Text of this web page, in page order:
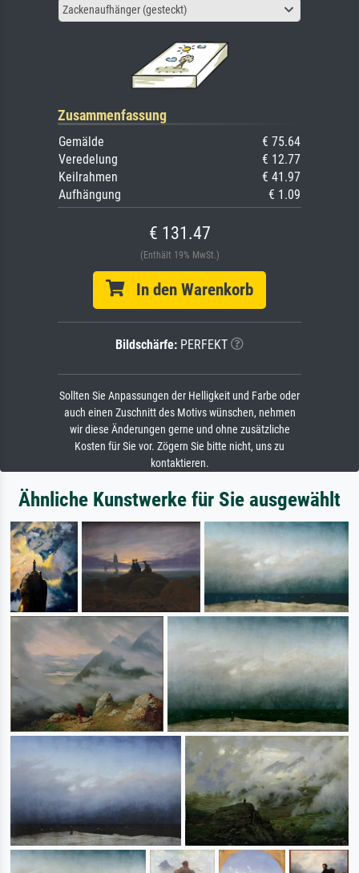
Zackenaufhänger (gesteckt)
Zusammenfassung
Gemälde
€ 75.64
Veredelung
€ 12.77
Keilrahmen
€ 41.97
Aufhängung
€ 1.09
€ 131.47
(Enthält 19% MwSt.)
In den Warenkorb
Bildschärfe: PERFEKT
Sollten Sie Anpassungen der Helligkeit und Farbe oder
auch einen Zuschnitt des Motivs wünschen, nehmen
wir diese Änderungen gerne und ohne zusätzliche
Kosten für Sie vor. Zögern Sie bitte nicht, uns zu
kontaktieren.
Ähnliche Kunstwerke für Sie ausgewählt